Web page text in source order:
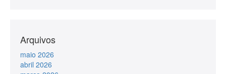
Arquivos
maio 2026
abril 2026